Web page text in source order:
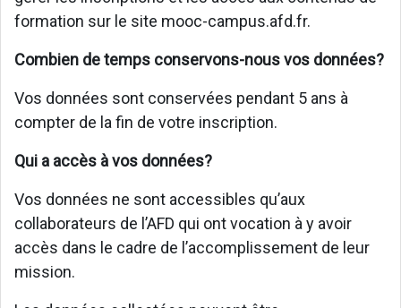
formation sur le site mooc-campus.afd.fr.
Combien de temps conservons-nous vos données?
Vos données sont conservées pendant 5 ans à
compter de la fin de votre inscription.
Qui a accès à vos données?
Vos données ne sont accessibles qu’aux
collaborateurs de l’AFD qui ont vocation à y avoir
accès dans le cadre de l’accomplissement de leur
mission.